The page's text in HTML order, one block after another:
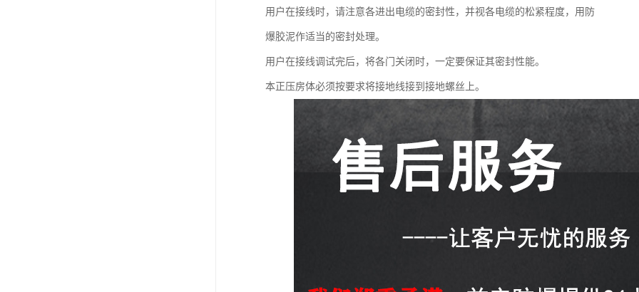
用户在接线时，请注意各进出电缆的密封性，并视各电缆的松紧程度，用防
爆胶泥作适当的密封处理。
用户在接线调试完后，将各门关闭时，一定要保证其密封性能。
本正压房体必须按要求将接地线接到接地螺丝上。